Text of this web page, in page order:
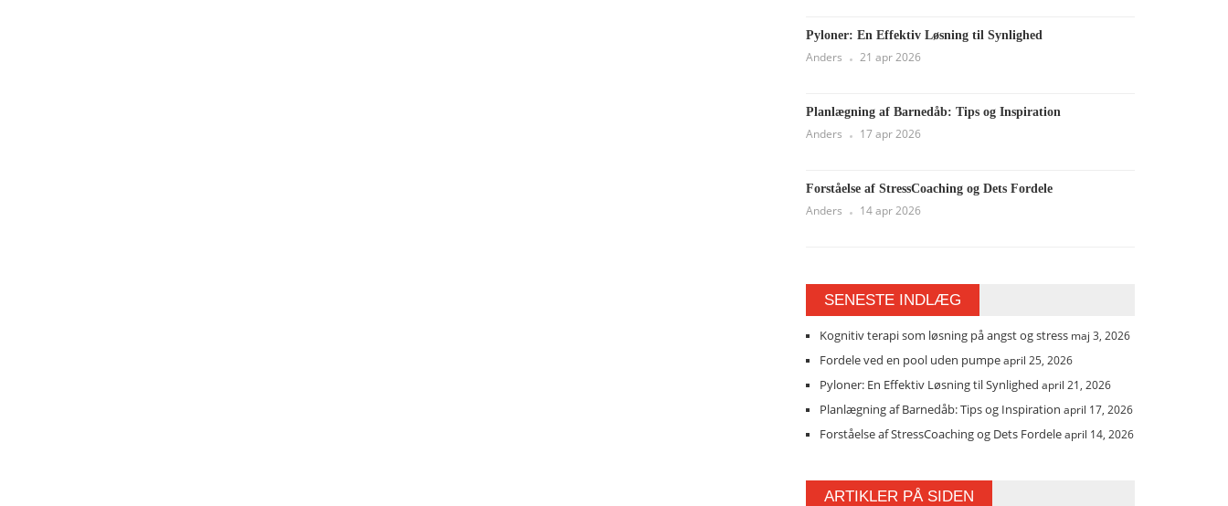
Pyloner: En Effektiv Løsning til Synlighed
Anders 21 apr 2026
Planlægning af Barnedåb: Tips og Inspiration
Anders 17 apr 2026
Forståelse af StressCoaching og Dets Fordele
Anders 14 apr 2026
SENESTE INDLÆG
Kognitiv terapi som løsning på angst og stress maj 3, 2026
Fordele ved en pool uden pumpeapril 25, 2026
Pyloner: En Effektiv Løsning til Synlighed april 21, 2026
Planlægning af Barnedåb: Tips og Inspiration april 17, 2026
Forståelse af StressCoaching og Dets Fordeleapril 14, 2026
ARTIKLER PÅ SIDEN